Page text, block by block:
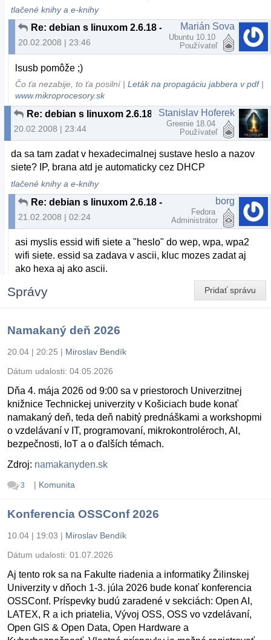
tlačené knihy a e-knihy
20.02.2008 | 23:46
Marián Sova
Ubuntu 10.10
Používateľ
lsusb pomôže ;)
Čo ťa nezabije, to ťa posilní |Leták na propagáciu jabbera v pdf|
www.mikroprocesory.sk
Re: debian s linuxom 2.6.18 - nejde wifi
20.02.2008 | 23:44
Stanislav Hoferek
Greenie 18.04
Používateľ
da sa tam zadat v hexadecimalnej sustave heslo a nazov
siete? IP, brana atd je automaticky cez DHCP
tlačené knihy a e-knihy
21.02.2008 | 02:24
borg
Fedora
Administrátor
asi myslis essid wifi siete a "heslo" do wep, wpa, wpa2
wifi siete. essid sa zadava v ascii, kluc mozes zadat aj
ako hexa aj ako ascii.
Pridať správu
Správy
Namakaný deň 2026
20.04 | 20:25 | Miroslav Bendík
Dátum udalosti: 04.05.2026
Dňa 4. mája 2026 od 9:00 sa v priestoroch Univerzitnej
knižnice Technickej univerzity v Košiciach bude konať
namakaný deň, teda deň nabitý prednáškami a workshopmi
o vzdelávaní v IT, programovaní, mikrokontroléroch, AI,
bezpečnosti, IoT a o ďalších témach.
Zdroj: namakanyden.sk
3 | Komunita
Konferencia OSSConf 2026
10.04 | 19:03 | Miroslav Bendík
Dátum udalosti: 01.07.2026
Aj tento rok sa na Fakulte riadenia a informatiky Žilinskej
Univerzity v dňoch 1-3. júla 2026 bude konať konferencia
OSSConf. Príspevky budú zaradené v sekciách: Open AI,
LATEX, R a ich priatelia, Vývoj OSS, OSS vo vzdelávaní,
Open GIS & Open Data, Open Hardware a